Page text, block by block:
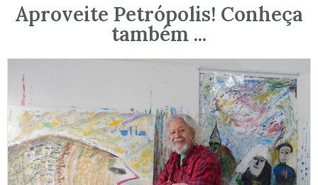
Aproveite Petrópolis! Conheça
também ...